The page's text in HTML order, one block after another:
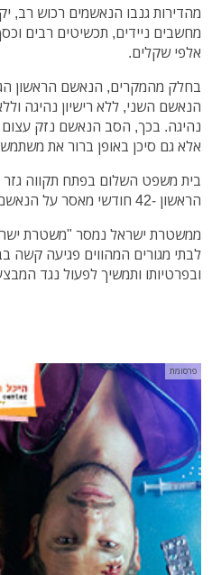
מהדירות גנבו הנאשמים רכוש רב,
מחשבים ניידים, תכשיטים רבים
אלפי שקלים.
בחלק מהמקרים, הנאשם הראשון
הנאשם השני, ללא רישיון נהיגה
נהיגה. בכך, הסב הנאשם נזק
אלא גם סיכן באופן ברור את
הראשון -42 חודשי מאסר על הנאשם השני.
ממשטרת ישראל נמסר "משטרת
לבתי מגורים המהווים פגיעה קשה
ובפרטיותו ותמשיך לפעול נגד
פרסומת